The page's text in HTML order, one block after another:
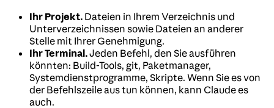
Ihr Projekt. Dateien in Ihrem Verzeichnis und
Unterverzeichnissen sowie Dateien an anderer
Stelle mit Ihrer Genehmigung.
Ihr Terminal.Jeden Befehl, den Sie ausführen
könnten: Build-Tools, git, Paketmanager,
Systemdienstprogramme, Skripte. Wenn Sie es von
der Befehlszeile aus tun können, kann Claude es
auch.